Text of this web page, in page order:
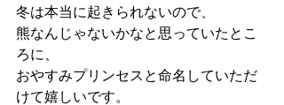
冬は本当に起きられないので、
熊なんじゃないかなと思っていたとこ
ろに、
おやすみプリンセスと命名していただ
けて嬉しいです。